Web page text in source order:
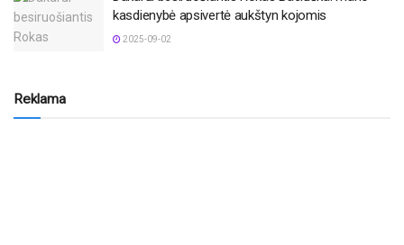
kasdienybė apsivertė aukštyn kojomis
2025-09-02
Reklama